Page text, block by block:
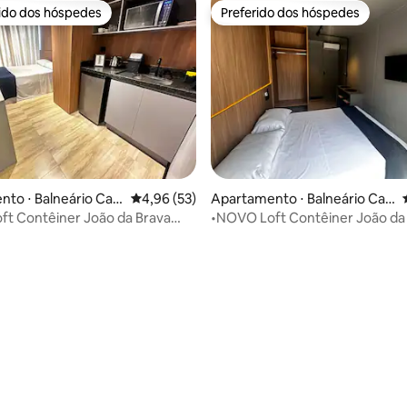
de 5, 33 avaliações
preferidos dos hóspedes
dos hóspedes
⋅ Balneário Ca
4,96 de uma avaliação média de 5, 53
4,96 (53)
Contêiner João da Brava
Preferido dos hóspedes
Preferido dos hóspedes
Apartamento ⋅ Balneário Ca
mboriú
•NOVO Loft Contêiner João da